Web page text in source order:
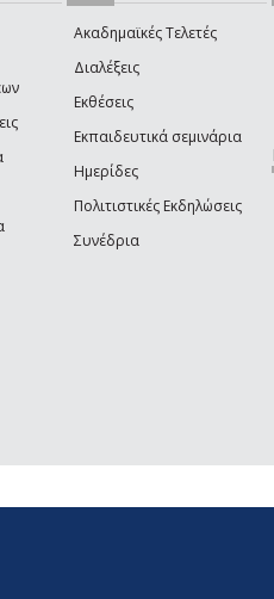
Ακαδημαϊκές Τελετές
Διαλέξεις
Εκθέσεις
Εκπαιδευτικά σεμινάρια
Ημερίδες
Πολιτιστικές Εκδηλώσεις
Συνέδρια